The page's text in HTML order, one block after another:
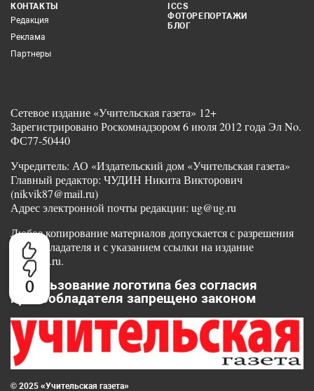
0
КОНТАКТЫ
Редакция
Реклама
Партнеры
ICCS
ФОТОРЕПОРТАЖИ
БЛОГ
Сетевое издание «Учительская газета» 12+
Зарегистрировано Роскомнадзором 6 июля 2012 года Эл No.
ФС77-50440
Учредитель: АО «Издательский дом «Учительская газета»
Главный редактор: ЧУДИН Никита Викторович
(nikvik87@mail.ru)
Адрес электронной почты редакции: ug@ug.ru
Любое копирование материалов допускается с разрешения
правообладателя и с указанием ссылки на издание
www.ug.ru.
Использование логотипа без согласия
правообладателя запрещено законом
© 2025 «Учительская газета»